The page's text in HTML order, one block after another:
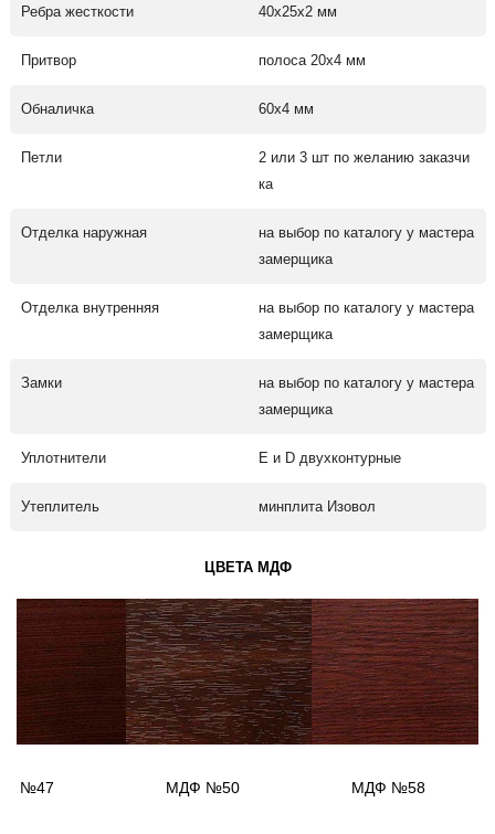
Ребра жесткости 40х25х2 мм
Притвор полоса 20х4 мм
Обналичка 60х4 мм
Петли
2 или 3 шт по желанию заказчи
ка
Отделка наружная
на выбор по каталогу у мастера
замерщика
Отделка внутренняя
на выбор по каталогу у мастера
замерщика
Замки
на выбор по каталогу у мастера
замерщика
Уплотнители Е и D двухконтурные
Утеплитель минплита Изовол
ЦВЕТА МДФ
№47 МДФ №50 МДФ №58